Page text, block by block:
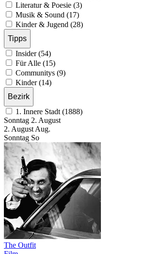
Literatur & Poesie (3)
Musik & Sound (17)
Kinder & Jugend (28)
Tipps
Insider (54)
Für Alle (15)
Communitys (9)
Kinder (14)
Bezirk
1. Innere Stadt (1888)
Sonntag 2. August
2. August Aug.
Sonntag So
The Outfit